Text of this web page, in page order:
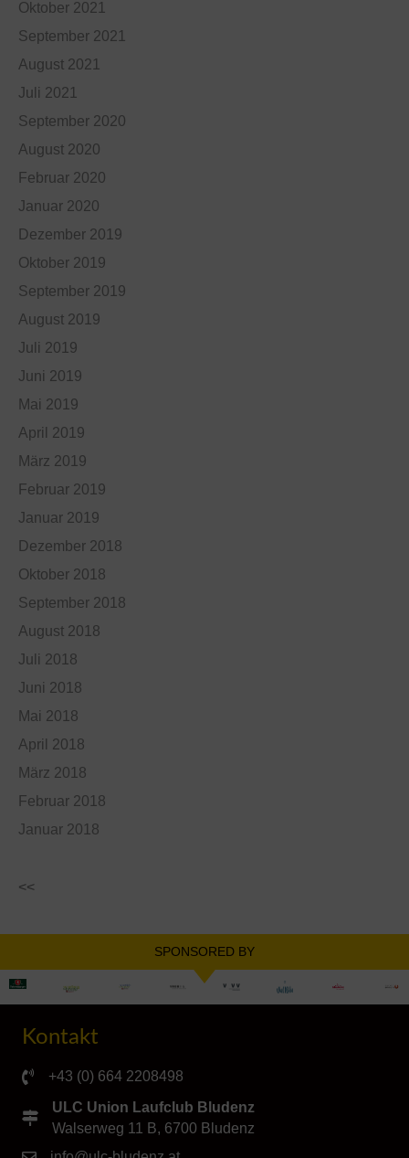
Oktober 2021
September 2021
August 2021
Juli 2021
September 2020
August 2020
Februar 2020
Januar 2020
Dezember 2019
Oktober 2019
September 2019
August 2019
Juli 2019
Juni 2019
Mai 2019
April 2019
März 2019
Februar 2019
Januar 2019
Dezember 2018
Oktober 2018
September 2018
August 2018
Juli 2018
Juni 2018
Mai 2018
April 2018
März 2018
Februar 2018
Januar 2018
<<
SPONSORED BY
Kontakt
+43 (0) 664 2208498
ULC Union Laufclub Bludenz
Walserweg 11 B, 6700 Bludenz